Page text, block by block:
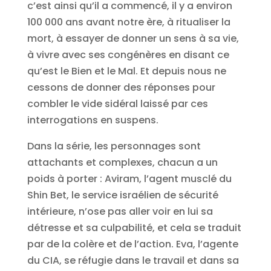
c’est ainsi qu’il a commencé, il y a environ
100 000 ans avant notre ère, à ritualiser la
mort, à essayer de donner un sens à sa vie,
à vivre avec ses congénères en disant ce
qu’est le Bien et le Mal. Et depuis nous ne
cessons de donner des réponses pour
combler le vide sidéral laissé par ces
interrogations en suspens.
Dans la série, les personnages sont
attachants et complexes, chacun a un
poids à porter : Aviram, l’agent musclé du
Shin Bet, le service israélien de sécurité
intérieure, n’ose pas aller voir en lui sa
détresse et sa culpabilité, et cela se traduit
par de la colère et de l’action. Eva, l’agente
du CIA, se réfugie dans le travail et dans sa